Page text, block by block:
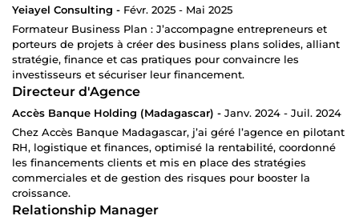
Yeiayel Consulting - Févr. 2025 - Mai 2025
Formateur Business Plan : J’accompagne entrepreneurs et
porteurs de projets à créer des business plans solides, alliant
stratégie, finance et cas pratiques pour convaincre les
investisseurs et sécuriser leur financement.
Directeur d'Agence
Accès Banque Holding (Madagascar) - Janv. 2024 - Juil. 2024
Chez Accès Banque Madagascar, j’ai géré l’agence en pilotant
RH, logistique et finances, optimisé la rentabilité, coordonné
les financements clients et mis en place des stratégies
commerciales et de gestion des risques pour booster la
croissance.
Relationship Manager